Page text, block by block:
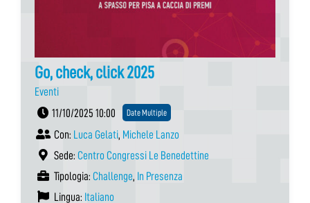
Go, check, click 2025
Eventi
11/10/2025 10:00
Date Multiple
Con: Luca Gelati, Michele Lanzo
Sede: Centro Congressi Le Benedettine
Tipologia: Challenge, In Presenza
Lingua: Italiano